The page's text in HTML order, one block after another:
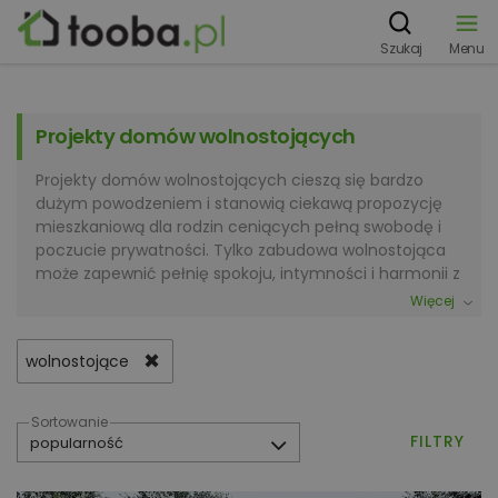
Szukaj Menu
Projekty domów wolnostojących
Projekty domów wolnostojących cieszą się bardzo
dużym powodzeniem i stanowią ciekawą propozycję
mieszkaniową dla rodzin ceniących pełną swobodę i
poczucie prywatności. Tylko zabudowa wolnostojąca
może zapewnić pełnię spokoju, intymności i harmonii z
do własnego domu, ale od realizacji takiego
przedsięwzięcia odstraszają ich potencjalne koszty i
kłopoty związane z podjęciem się realizacji budowy.
Tymczasem nierzadko zdarza się, że finanse związane
z budową wygodnego i ekonomicznego domu mogą
okazać się porównywalne do kosztów zakupu
Więcej
✖
wolnostojące
FILTRY
Sortowanie